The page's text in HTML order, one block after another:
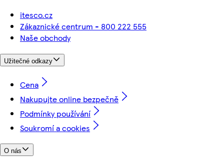
itesco.cz
Zákaznické centrum - 800 222 555
Naše obchody
Užitečné odkazy
Cena
Nakupujte online bezpečně
Podmínky používání
Soukromí a cookies
O nás